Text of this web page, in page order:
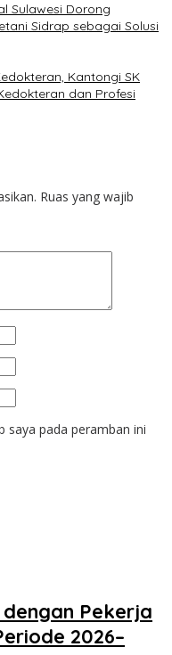
Sulawesi Dorong
Sidrap sebagai Solusi
Kantongi SK
dan Profesi
Ruas yang wajib
saya pada peramban ini
Pekerja
2026–